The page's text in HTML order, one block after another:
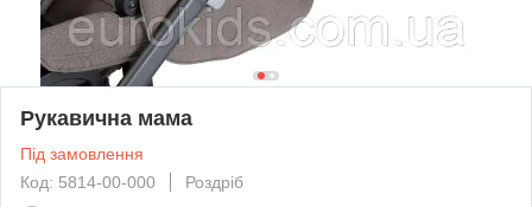
Рукавична мама
Під замовлення
Код: 5814-00-000
Роздріб